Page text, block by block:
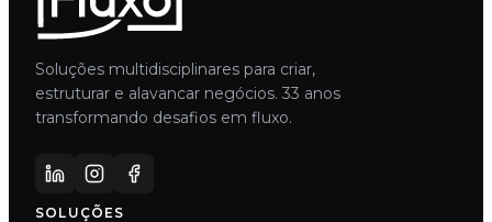
Soluções multidisciplinares para criar,
estruturar e alavancar negócios. 33 anos
transformando desafios em fluxo.
SOLUÇÕES